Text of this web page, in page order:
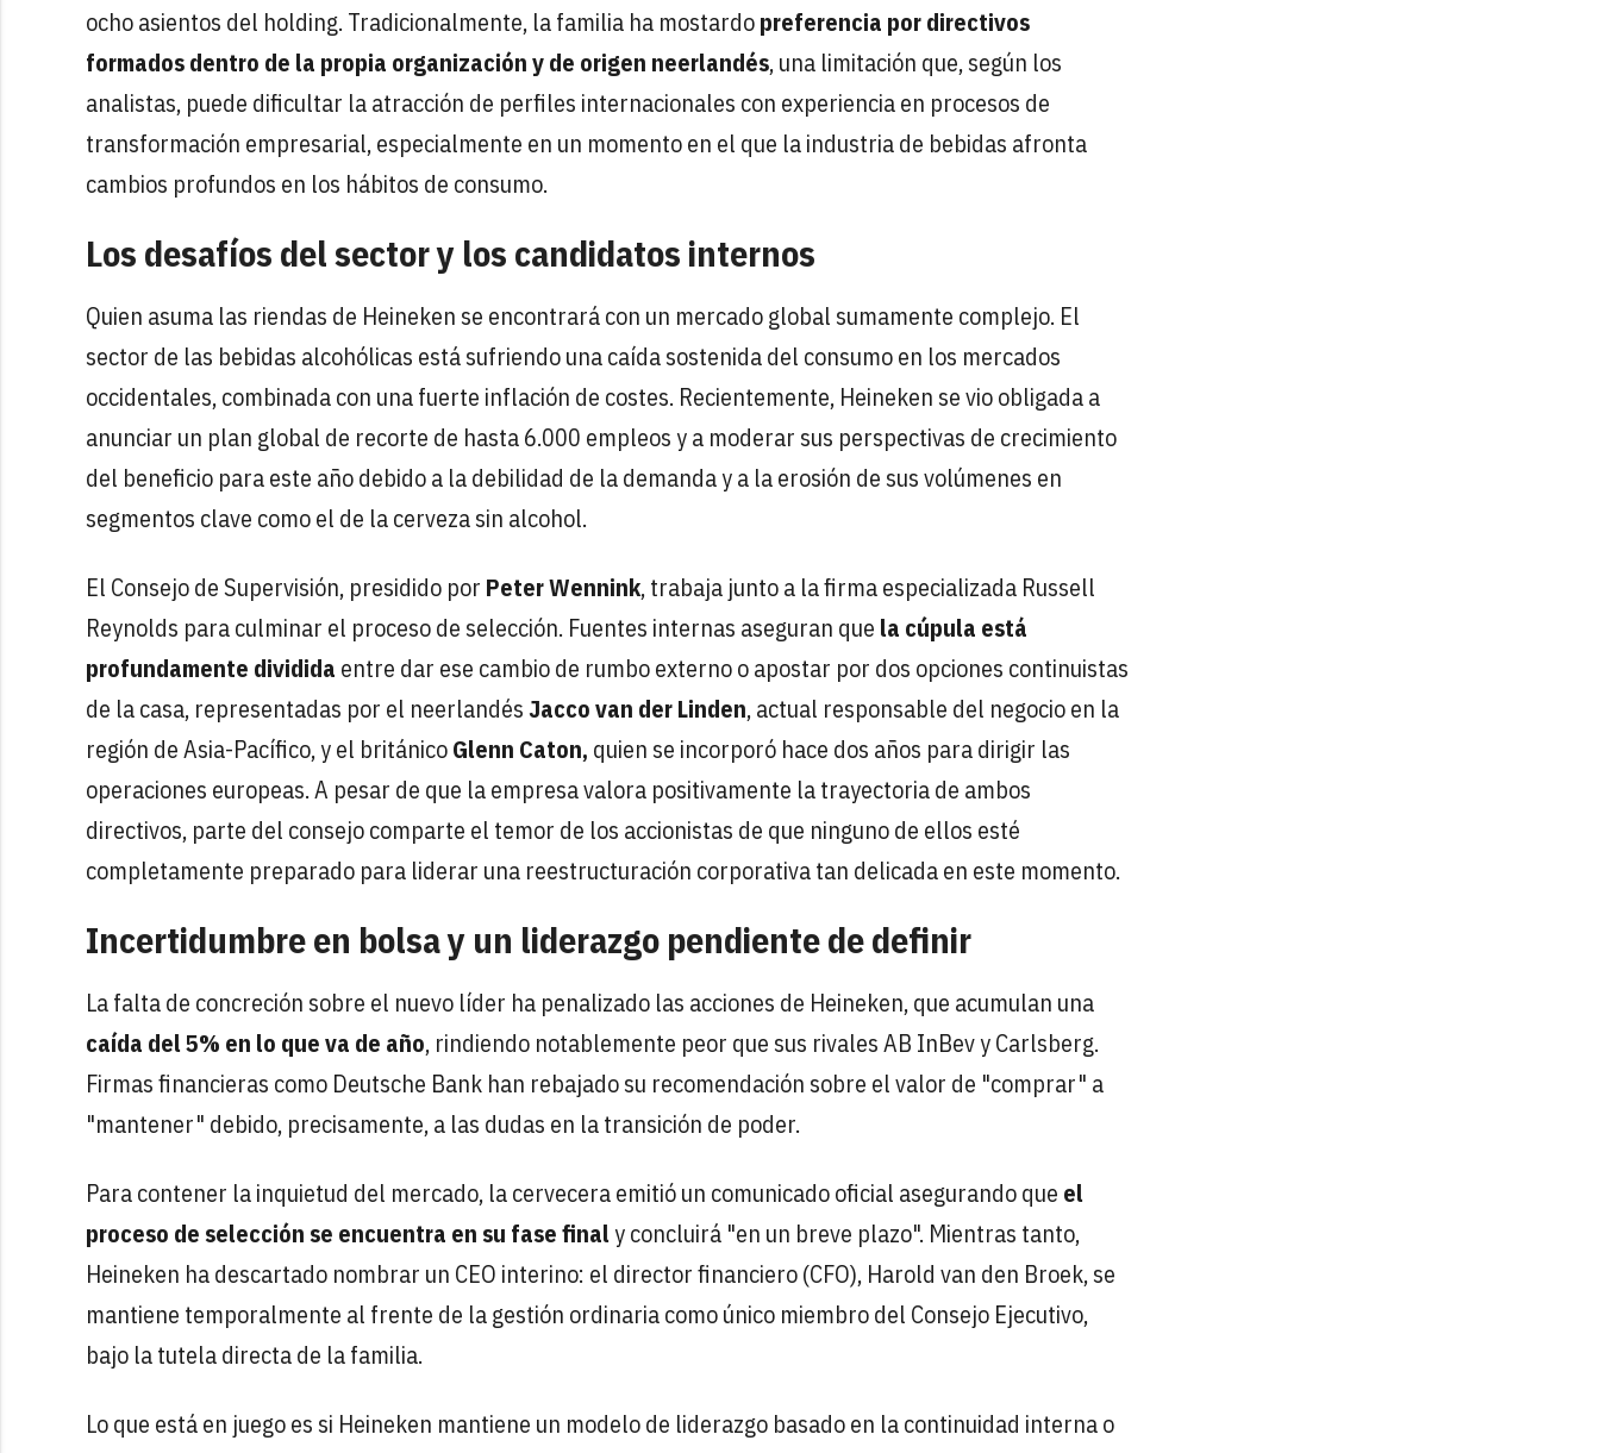
ocho asientos del holding. Tradicionalmente, la familia ha mostardopreferencia por directivos
formados dentro de la propia organización y de origen neerlandés, una limitación que, según los
analistas, puede dificultar la atracción de perfiles internacionales con experiencia en procesos de
transformación empresarial, especialmente en un momento en el que la industria de bebidas afronta
cambios profundos en los hábitos de consumo.
Los desafíos del sector y los candidatos internos
Quien asuma las riendas de Heineken se encontrará con un mercado global sumamente complejo. El
sector de las bebidas alcohólicas está sufriendo una caída sostenida del consumo en los mercados
occidentales, combinada con una fuerte inflación de costes. Recientemente, Heineken se vio obligada a
anunciar un plan global de recorte de hasta 6.000 empleos y a moderar sus perspectivas de crecimiento
del beneficio para este año debido a la debilidad de la demanda y a la erosión de sus volúmenes en
segmentos clave como el de la cerveza sin alcohol.
El Consejo de Supervisión, presidido por Peter Wennink, trabaja junto a la firma especializada Russell
Reynolds para culminar el proceso de selección. Fuentes internas aseguran que la cúpula está
profundamente dividida entre dar ese cambio de rumbo externo o apostar por dos opciones continuistas
de la casa, representadas por el neerlandésJacco van der Linden, actual responsable del negocio en la
región de Asia-Pacífico, y el británicoGlenn Caton, quien se incorporó hace dos años para dirigir las
operaciones europeas. A pesar de que la empresa valora positivamente la trayectoria de ambos
directivos, parte del consejo comparte el temor de los accionistas de que ninguno de ellos esté
completamente preparado para liderar una reestructuración corporativa tan delicada en este momento.
Incertidumbre en bolsa y un liderazgo pendiente de definir
La falta de concreción sobre el nuevo líder ha penalizado las acciones de Heineken, que acumulan una
caída del 5% en lo que va de año, rindiendo notablemente peor que sus rivales AB InBev y Carlsberg.
Firmas financieras como Deutsche Bank han rebajado su recomendación sobre el valor de "comprar" a
"mantener" debido, precisamente, a las dudas en la transición de poder.
Para contener la inquietud del mercado, la cervecera emitió un comunicado oficial asegurando que el
proceso de selección se encuentra en su fase finaly concluirá "en un breve plazo". Mientras tanto,
Heineken ha descartado nombrar un CEO interino: el director financiero (CFO), Harold van den Broek, se
mantiene temporalmente al frente de la gestión ordinaria como único miembro del Consejo Ejecutivo,
bajo la tutela directa de la familia.
Lo que está en juego es si Heineken mantiene un modelo de liderazgo basado en la continuidad interna o